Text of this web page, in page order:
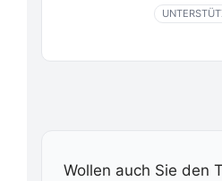
Wollen auch Sie den